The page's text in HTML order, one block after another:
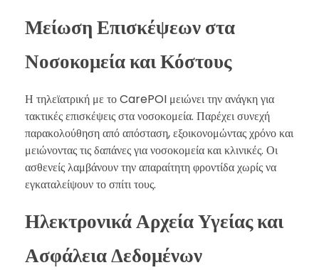
Μείωση Επισκέψεων στα
Νοσοκομεία και Κόστους
Η τηλεϊατρική με το CarePOI μειώνει την ανάγκη για
τακτικές επισκέψεις στα νοσοκομεία. Παρέχει συνεχή
παρακολούθηση από απόσταση, εξοικονομώντας χρόνο και
μειώνοντας τις δαπάνες για νοσοκομεία και κλινικές. Οι
ασθενείς λαμβάνουν την απαραίτητη φροντίδα χωρίς να
εγκαταλείψουν το σπίτι τους.
Ηλεκτρονικά Αρχεία Υγείας και
Ασφάλεια Δεδομένων